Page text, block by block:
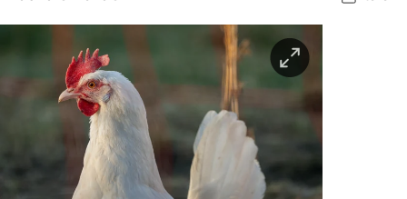
nord
wahrheit
verlag
veranstaltungen